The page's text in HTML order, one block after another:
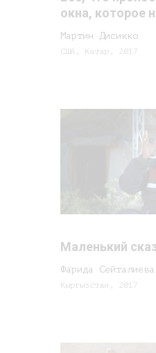
окна, которое
Мартин Дисикко
США, Катар, 2017
Маленький
Фарида Сейталиева
Кыргызстан, 2017